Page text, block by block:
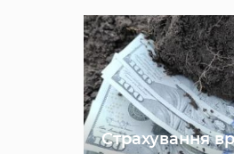
Страхування